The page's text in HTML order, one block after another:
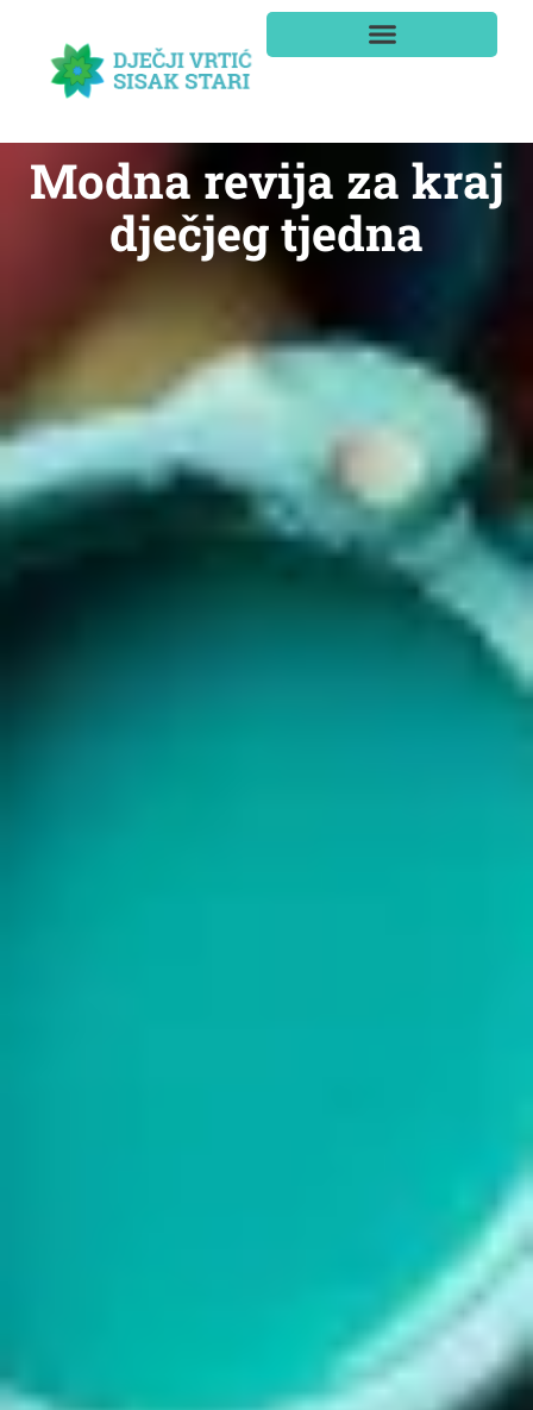
Modna revija za kraj
dječjeg tjedna